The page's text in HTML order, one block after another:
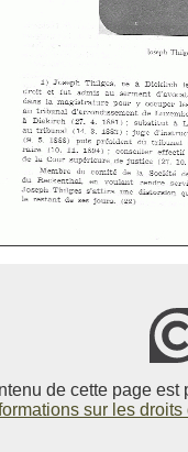
de cette page est
sur les